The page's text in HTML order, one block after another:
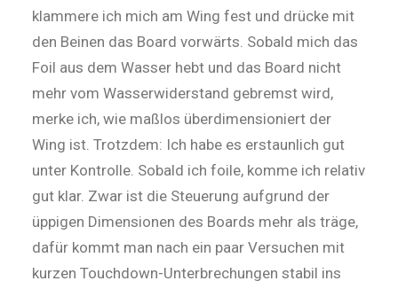
klammere ich mich am Wing fest und drücke mit
den Beinen das Board vorwärts. Sobald mich das
Foil aus dem Wasser hebt und das Board nicht
mehr vom Wasser­widerstand gebremst wird,
merke ich, wie maßlos überdimensioniert der
Wing ist. Trotzdem: Ich habe es erstaunlich gut
unter Kontrolle. Sobald ich foile, komme ich relativ
gut klar. Zwar ist die Steuerung aufgrund der
üppigen Dimensionen des Boards mehr als träge,
dafür kommt man nach ein paar Versuchen mit
kurzen Touchdown-Unterbrechungen stabil ins